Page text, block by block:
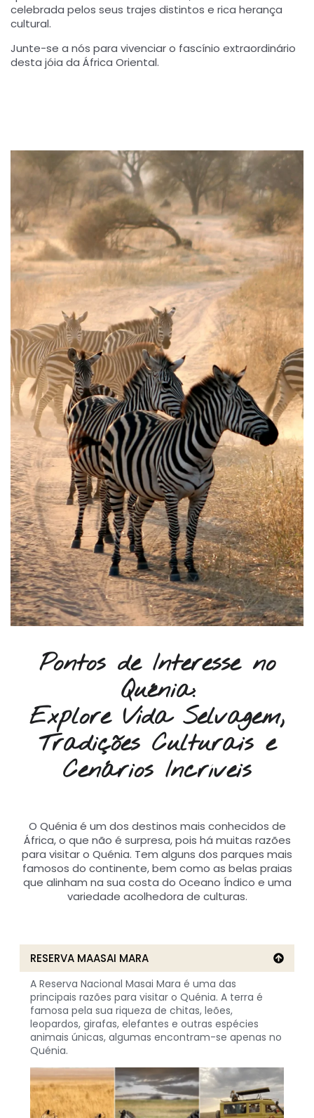
celebrada pelos seus trajes distintos e rica herança
cultural.
Junte-se a nós para vivenciar o fascínio extraordinário
desta jóia da África Oriental.
Pontos de Interesse no
Quénia:
Explore Vida Selvagem,
Tradições Culturais e
Cenários Incríveis
O Quénia é um dos destinos mais conhecidos de
África, o que não é surpresa, pois há muitas razões
para visitar o Quénia. Tem alguns dos parques mais
famosos do continente, bem como as belas praias
que alinham na sua costa do Oceano Índico e uma
variedade acolhedora de culturas.
RESERVA MAASAI MARA
A Reserva Nacional Masai Mara é uma das
principais razões para visitar o Quénia. A terra é
famosa pela sua riqueza de chitas, leões,
leopardos, girafas, elefantes e outras espécies
animais únicas, algumas encontram-se apenas no
Quénia.